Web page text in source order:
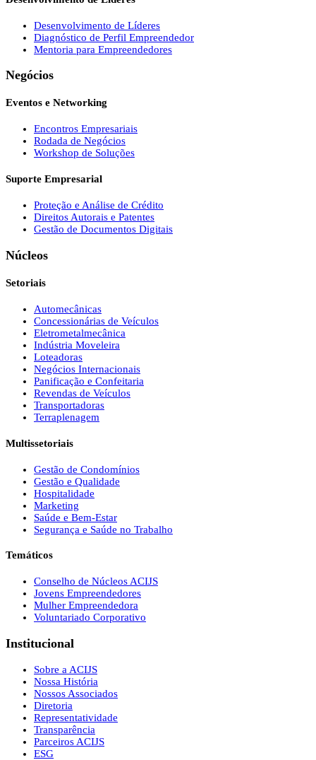
Desenvolvimento de Líderes
Diagnóstico de Perfil Empreendedor
Mentoria para Empreendedores
Negócios
Eventos e Networking
Encontros Empresariais
Rodada de Negócios
Workshop de Soluções
Suporte Empresarial
Proteção e Análise de Crédito
Direitos Autorais e Patentes
Gestão de Documentos Digitais
Núcleos
Setoriais
Automecânicas
Concessionárias de Veículos
Eletrometalmecânica
Indústria Moveleira
Loteadoras
Negócios Internacionais
Panificação e Confeitaria
Revendas de Veículos
Transportadoras
Terraplenagem
Multissetoriais
Gestão de Condomínios
Gestão e Qualidade
Hospitalidade
Marketing
Saúde e Bem-Estar
Segurança e Saúde no Trabalho
Temáticos
Conselho de Núcleos ACIJS
Jovens Empreendedores
Mulher Empreendedora
Voluntariado Corporativo
Institucional
Sobre a ACIJS
Nossa História
Nossos Associados
Diretoria
Representatividade
Transparência
Parceiros ACIJS
ESG